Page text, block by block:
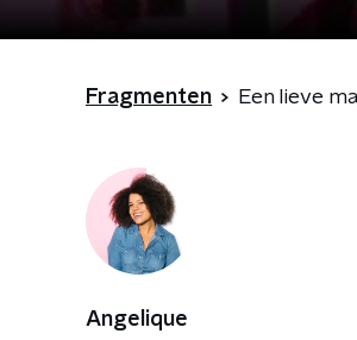
Fragmenten Een lieve
Angelique